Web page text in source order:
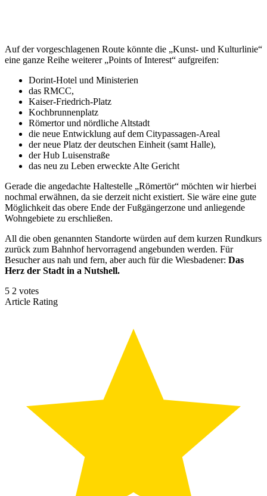
Auf der vorgeschlagenen Route könnte die „Kunst- und Kulturlinie“
eine ganze Reihe weiterer „Points of Interest“ aufgreifen:
Dorint-Hotel und Ministerien
das RMCC,
Kaiser-Friedrich-Platz
Kochbrunnenplatz
Römertor und nördliche Altstadt
die neue Entwicklung auf dem Citypassagen-Areal
der neue Platz der deutschen Einheit (samt Halle),
der Hub Luisenstraße
das neu zu Leben erweckte Alte Gericht
Gerade die angedachte Haltestelle „Römertör“ möchten wir hierbei
nochmal erwähnen, da sie derzeit nicht existiert. Sie wäre eine gute
Möglichkeit das obere Ende der Fußgängerzone und anliegende
Wohngebiete zu erschließen.
All die oben genannten Standorte würden auf dem kurzen Rundkurs
zurück zum Bahnhof hervorragend angebunden werden. Für
Besucher aus nah und fern, aber auch für die Wiesbadener: Das
Herz der Stadt in a Nutshell.
5 2 votes
Article Rating